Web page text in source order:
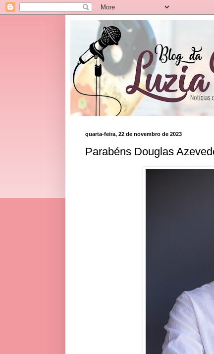
quarta-feira, 22 de novembro de 2023
Parabéns Douglas